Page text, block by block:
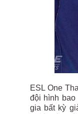
ESL One
đội hình bao
gia bất kỳ